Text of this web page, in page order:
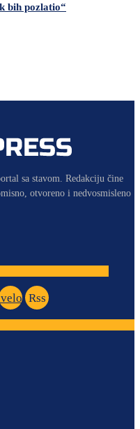
bih pozlatio“
sa stavom. Redakciju čine
otvoreno i nedvosmisleno
Rss